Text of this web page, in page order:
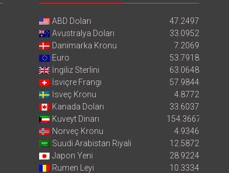
ABD Doları
47.2497
Avustralya Doları
33.0952
Danimarka Kronu
7.2069
Euro
53.7918
İngiliz Sterlini
63.0648
İsviçre Frangı
57.9844
İsveç Kronu
4.8772
Kanada Doları
33.6037
Kuveyt Dinarı
154.3667
Norveç Kronu
4.9346
Suudi Arabistan Riyali
12.5872
Japon Yeni
28.9224
Rumen Leyi
10.3334